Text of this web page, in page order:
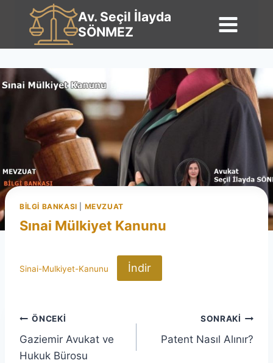
Av. Seçil İlayda
SÖNMEZ
BILGI BANKASI MEVZUAT
Sınai Mülkiyet Kanunu
Sinai-Mulkiyet-Kanunu İndir
Yazı
gezinmesi
ÖNCEKI
Gaziemir Avukat ve
Hukuk Bürosu
SONRAKI
Patent Nasıl Alınır?